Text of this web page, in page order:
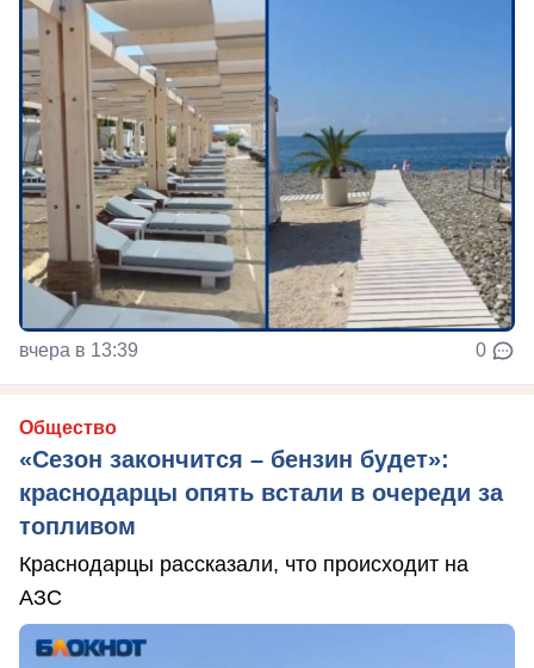
вчера в 13:39 0
Общество
«Сезон закончится – бензин будет»:
краснодарцы опять встали в очереди за
топливом
Краснодарцы рассказали, что происходит на
АЗС